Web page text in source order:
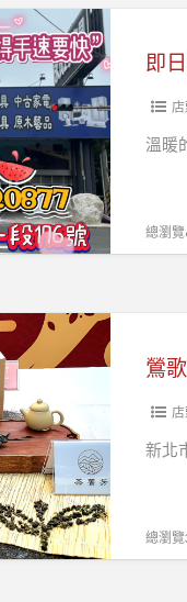
溫暖
總瀏
鶯
新北
總瀏